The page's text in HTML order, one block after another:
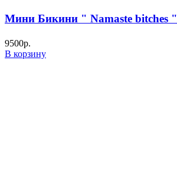
Мини Бикини " Namaste bitches "
9500р.
В корзину